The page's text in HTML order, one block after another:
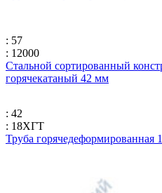
: 57
: 12000
Стальной сортированный
горячекатаный 42 мм
: 42
: 18ХГТ
Труба горячедеформированная